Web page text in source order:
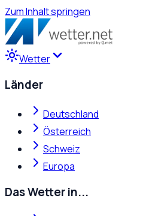
Zum Inhalt springen
Wetter
Länder
Deutschland
Österreich
Schweiz
Europa
Das Wetter in...